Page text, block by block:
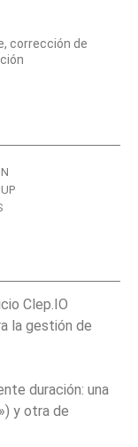
corrección de
Clep.IO
la gestión de
duración: una
y otra de